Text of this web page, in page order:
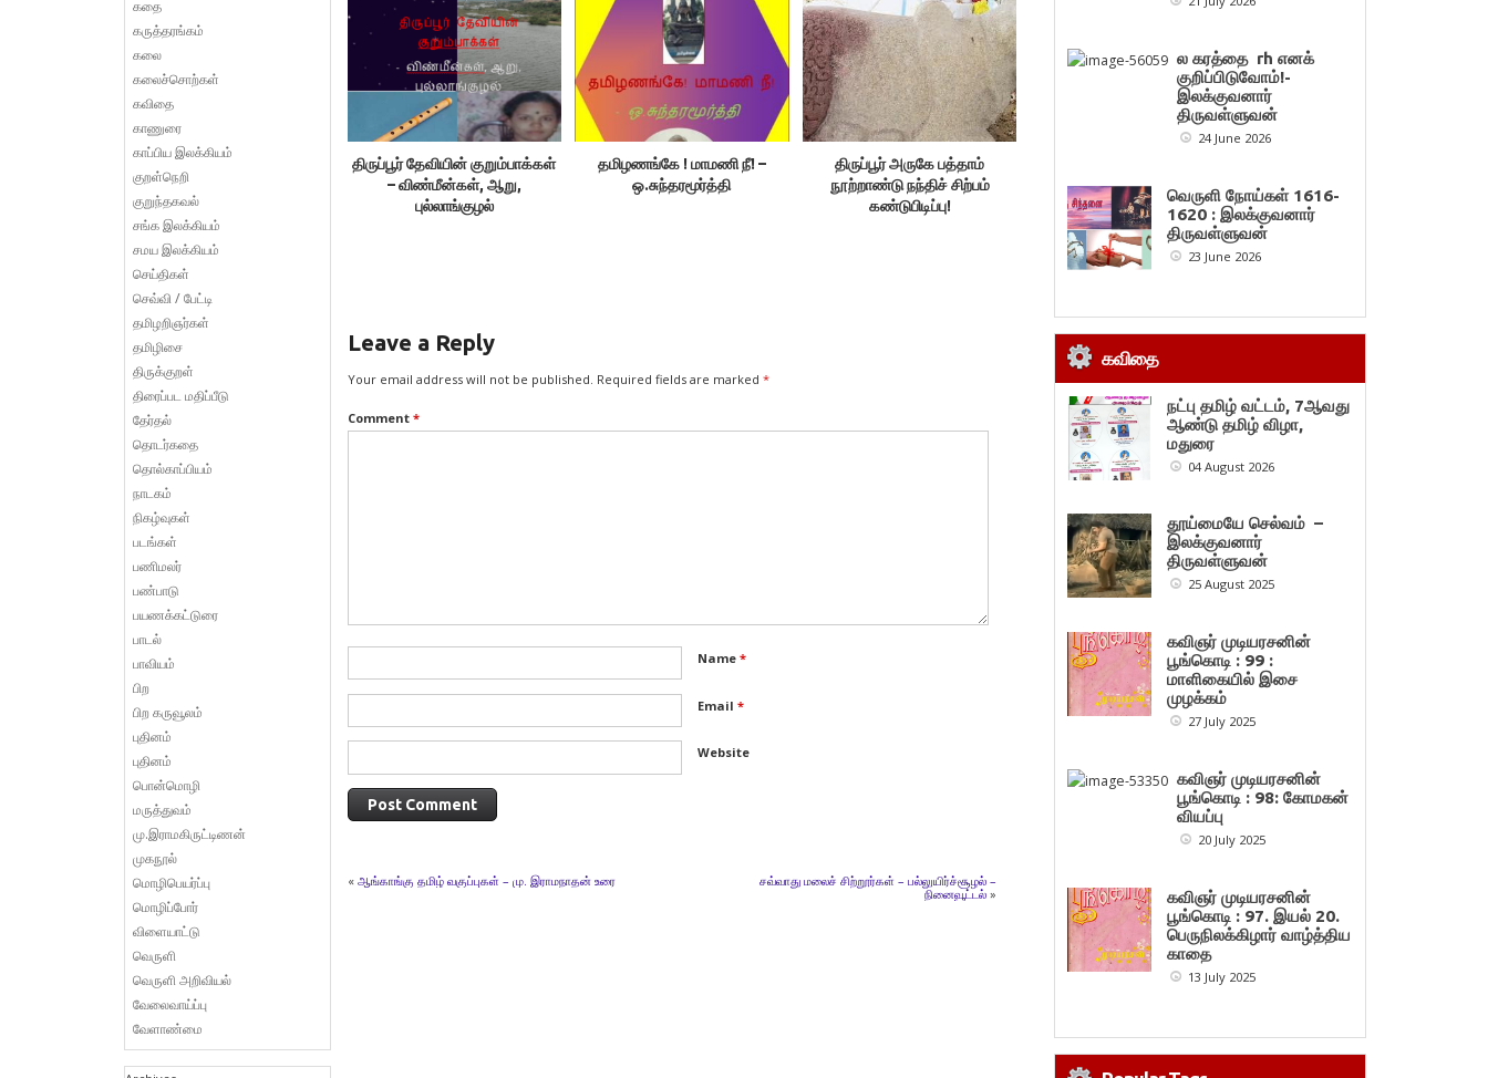
திருப்பூர் தேவியின் குறும்பாக்கள்
– விண்மீன்கள், ஆறு,
புல்லாங்குழல்
தமிழணங்கே ! மாமணி நீ! –
ஒ.சுந்தரமூர்த்தி
திருப்பூர் அருகே பத்தாம்
நூற்றாண்டு நந்திச் சிற்பம்
கண்டுபிடிப்பு!
Leave a Reply
Your email address will not be published. Required fields are marked *
Comment *
Name *
Email *
Website
« ஆங்காங்கு தமிழ் வகுப்புகள் – மு. இராமநாதன் உரை
சவ்வாது மலைச் சிற்றூர்கள் – பல்லுயிர்ச்சூழல் –
நினைவூட்டல் »
கதை
கருத்தரங்கம்
கலை
கலைச்சொற்கள்
கவிதை
காணுரை
காப்பிய இலக்கியம்
குறள்நெறி
குறுந்தகவல்
சங்க இலக்கியம்
சமய இலக்கியம்
செய்திகள்
செவ்வி / பேட்டி
தமிழறிஞர்கள்
தமிழிசை
திருக்குறள்
திரைப்பட மதிப்பீடு
தேர்தல்
தொடர்கதை
தொல்காப்பியம்
நாடகம்
நிகழ்வுகள்
படங்கள்
பணிமலர்
பண்பாடு
பயணக்கட்டுரை
பாடல்
பாவியம்
பிற
பிற கருவூலம்
புதினம்
புதினம்
பொன்மொழி
மருத்துவம்
மு.இராமகிருட்டிணன்
முகநூல்
மொழிபெயர்ப்பு
மொழிப்போர்
விளையாட்டு
வெருளி
வெருளி அறிவியல்
வேலைவாய்ப்பு
வேளாண்மை
ல கரத்தை rh எனக்
குறிப்பிடுவோம்!-
இலக்குவனார்
திருவள்ளுவன்
24 June 2026
வெருளி நோய்கள் 1616-
1620 : இலக்குவனார்
திருவள்ளுவன்
23 June 2026
கவிதை
நட்பு தமிழ் வட்டம், 7ஆவது
ஆண்டு தமிழ் விழா,
மதுரை
04 August 2026
தூய்மையே செல்வம் –
இலக்குவனார்
திருவள்ளுவன்
25 August 2025
கவிஞர் முடியரசனின்
பூங்கொடி : 99 :
மாளிகையில் இசை
முழக்கம்
27 July 2025
கவிஞர் முடியரசனின்
பூங்கொடி : 98: கோமகன்
வியப்பு
20 July 2025
கவிஞர் முடியரசனின்
பூங்கொடி : 97. இயல் 20.
பெருநிலக்கிழார் வாழ்த்திய
காதை
13 July 2025